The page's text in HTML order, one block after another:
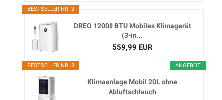
BESTSELLER NR. 2
DREO 12000 BTU Mobiles Klimagerät
(3-in...
559,99 EUR
ANGEBOT
BESTSELLER NR. 3
Klimaanlage Mobil 20L ohne
Abluftschlauch